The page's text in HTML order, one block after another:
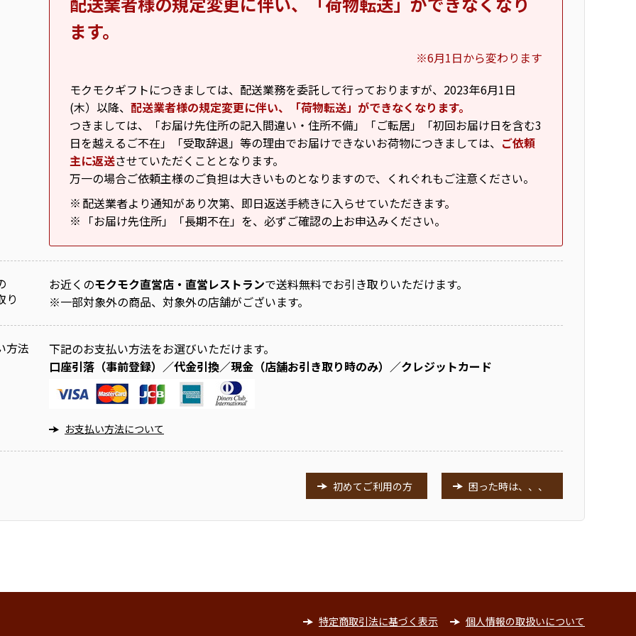
ます。
※6月1日から変わります
モクモクギフトにつきましては、配送業務を委託して行っておりますが、2023年6月1日
(木）以降、 配送業者様の規定変更に伴い、「荷物転送」ができなくなります。
つきましては、「お届け先住所の記入間違い・住所不備」「ご転居」「初回お届け日を含む3
日を越えるご不在」「受取辞退」等の理由でお届けできないお荷物につきましては、 ご依頼
主に返送させていただくこととなります。
万一の場合ご依頼主様のご負担は大きいものとなりますので、くれぐれもご注意ください。
※ 配送業者より通知があり次第、即日返送手続きに入らせていただきます。
※ 「お届け先住所」「長期不在」を、必ずご確認の上お申込みください。
り
お近くのモクモク直営店・直営レストランで送料無料でお引き取りいただけます。
※一部対象外の商品、対象外の店舗がございます。
方法
下記のお支払い方法をお選びいただけます。
口座引落（事前登録）／代金引換／現金（店舗お引き取り時のみ）／クレジットカード
お支払い方法について
初めてご利用の方 困った時は、、、
特定商取引法に基づく表示 個人情報の取扱いについて